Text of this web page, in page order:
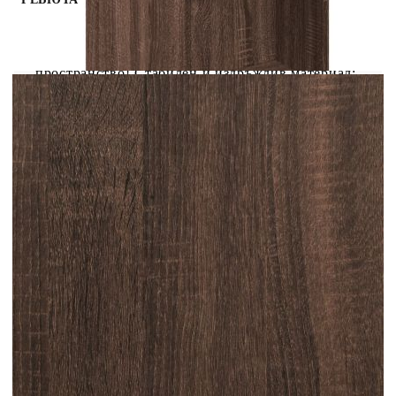
Изборът на тази бар маса добавя едновременно
естетика и практичност към вашето
пространство! Стабилен и издръжлив материал:
Инженерната дървесина е издръжлив и
стабилен материал с гладка повърхност, която е
устойчива на влага, изкривяване и разцепване,
което я прави надежден избор за различни
проекти.Голямо пространство за съхранение:
Проектиран с четири отделения за съхранение,
този бар шкаф осигурява достатъчно място за
съхранение на бутилки, вина, книги,
фоторамки, кухненски прибори, съдове за
хранене и други неща от първа
необходимост.Гъвкаво разположение:
Независимо дали в кухнята, хола или
трапезарията, тази висока маса подобрява всяко
пространство. Приканващият ѝ дизайн
насърчава застояването, което я прави идеален
център за интимни събирания и непринудени
разговори.Лесна поддръжка: Благодарение на
гладката си повърхност, пъб масата се почиства
лесно с влажна кърпа и изисква по-малко
поддръжка. Внимание:За да предотвратите